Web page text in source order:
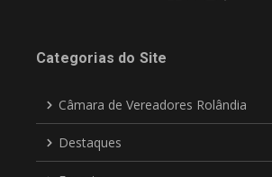
Categorias do Site
Câmara de Vereadores Rolândia
Destaques